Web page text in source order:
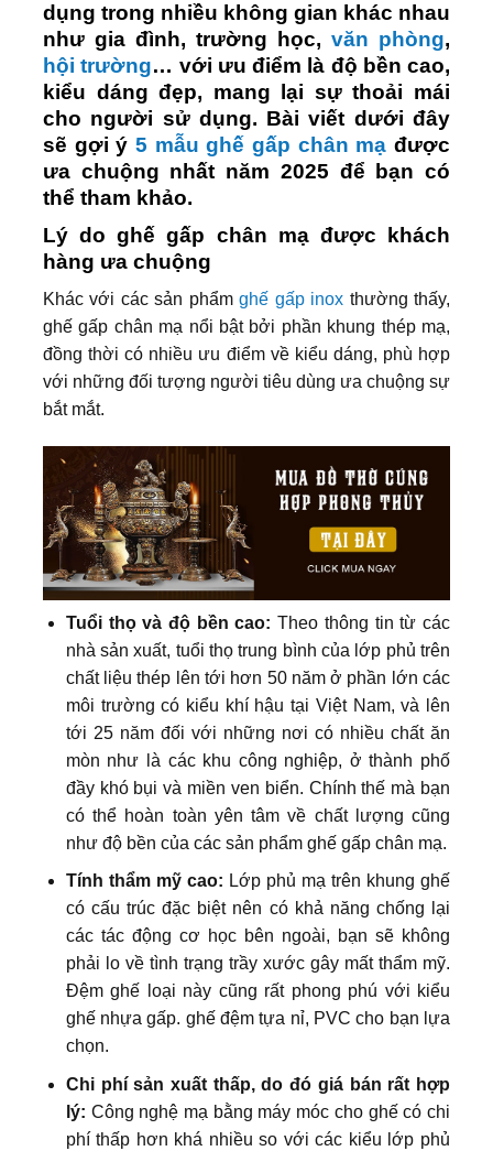
dụng trong nhiều không gian khác nhau
như gia đình, trường học, văn phòng,
hội trường… với ưu điểm là độ bền cao,
kiểu dáng đẹp, mang lại sự thoải mái
cho người sử dụng. Bài viết dưới đây
sẽ gợi ý 5 mẫu ghế gấp chân mạ được
ưa chuộng nhất năm 2025 để bạn có
thể tham khảo.
Lý do ghế gấp chân mạ được khách
hàng ưa chuộng
Khác với các sản phẩmghế gấp inox thường thấy,
ghế gấp chân mạ nổi bật bởi phần khung thép mạ,
đồng thời có nhiều ưu điểm về kiểu dáng, phù hợp
với những đối tượng người tiêu dùng ưa chuộng sự
bắt mắt.
Tuổi thọ và độ bền cao: Theo thông tin từ các
nhà sản xuất, tuổi thọ trung bình của lớp phủ trên
chất liệu thép lên tới hơn 50 năm ở phần lớn các
môi trường có kiểu khí hậu tại Việt Nam, và lên
tới 25 năm đối với những nơi có nhiều chất ăn
mòn như là các khu công nghiệp, ở thành phố
đầy khó bụi và miền ven biển. Chính thế mà bạn
có thể hoàn toàn yên tâm về chất lượng cũng
như độ bền của các sản phẩm ghế gấp chân mạ.
Tính thẩm mỹ cao: Lớp phủ mạ trên khung ghế
có cấu trúc đặc biệt nên có khả năng chống lại
các tác động cơ học bên ngoài, bạn sẽ không
phải lo về tình trạng trầy xước gây mất thẩm mỹ.
Đệm ghế loại này cũng rất phong phú với kiểu
ghế nhựa gấp. ghế đệm tựa nỉ, PVC cho bạn lựa
chọn.
Chi phí sản xuất thấp, do đó giá bán rất hợp
lý: Công nghệ mạ bằng máy móc cho ghế có chi
phí thấp hơn khá nhiều so với các kiểu lớp phủ